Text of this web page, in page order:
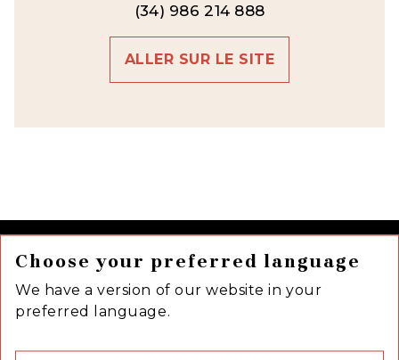
Choose your preferred language
We have a version of our website in your
preferred language.
(34) 986 214 888
ALLER SUR LE SITE